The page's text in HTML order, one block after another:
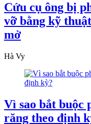
Cứu cụ ông bị
vỡ bằng kỹ
mở
Hà Vy
Vì sao bắt buộc
răng theo định